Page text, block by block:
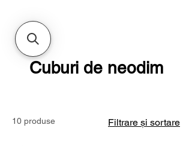
Cuburi de neodim
10 produse Filtrare și sortare